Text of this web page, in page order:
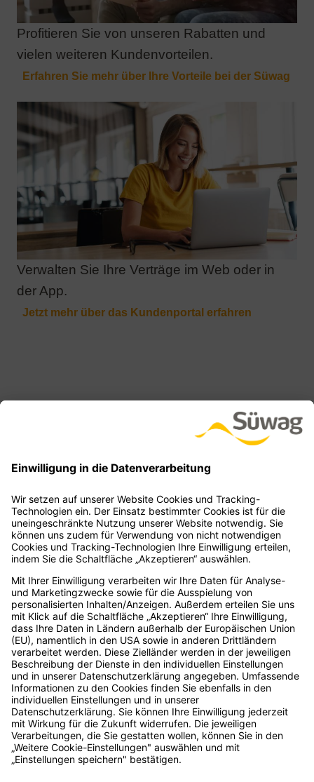
Profitieren Sie von unseren Rabatten und
vielen weiteren Kundenvorteilen.
Verwalten Sie Ihre Verträge im Web oder in
der App.